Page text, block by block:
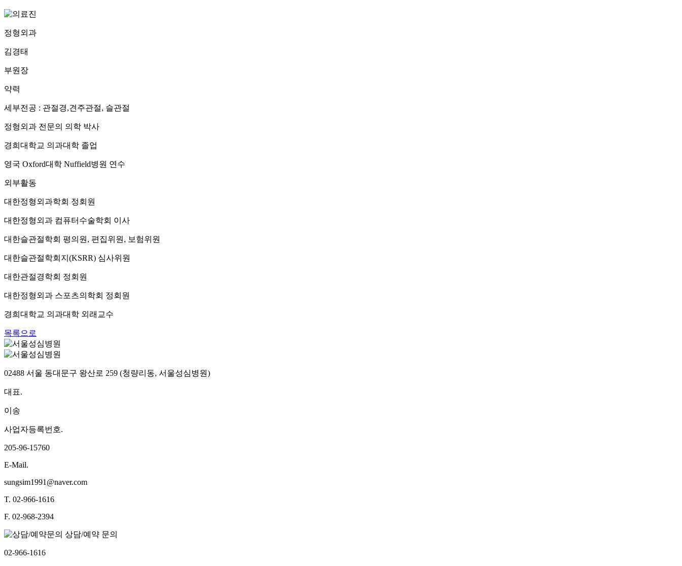
정형외과
김경태
부원장
약력
세부전공 : 관절경,견주관절, 슬관절
정형외과 전문의 의학 박사
경희대학교 의과대학 졸업
영국 Oxford대학 Nuffield병원 연수
외부활동
대한정형외과학회 정회원
대한정형외과 컴퓨터수술학회 이사
대한슬관절학회 평의원, 편집위원, 보험위원
대한슬관절학회지(KSRR) 심사위원
대한관절경학회 정회원
대한정형외과 스포츠의학회 정회원
경희대학교 의과대학 외래교수
목록으로
02488 서울 동대문구 왕산로 259 (청량리동, 서울성심병원)
대표.
이송
사업자등록번호.
205-96-15760
E-Mail.
sungsim1991@naver.com
T. 02-966-1616
F. 02-968-2394
상담/예약 문의
02-966-1616